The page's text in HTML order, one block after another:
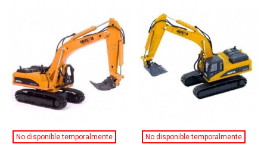
No disponible temporalmente No disponible temporalmente